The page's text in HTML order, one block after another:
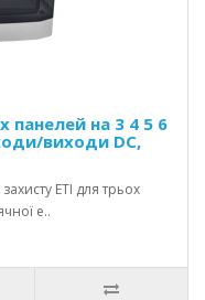
панелей на 3 4 5 6
виходи DC,
ETI для трьох
е..